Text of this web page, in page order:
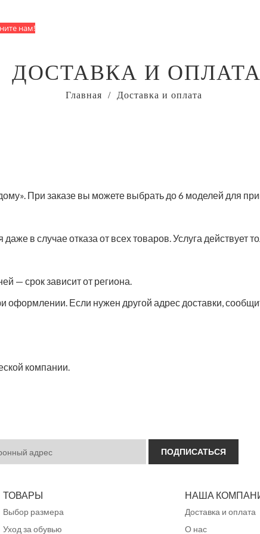
нам!
ДОСТАВКА И ОПЛАТА
Главная Доставка и оплата
При заказе вы можете выбрать до 6 моделей для
в случае отказа от всех товаров. Услуга действует
— срок зависит от региона.
оформлении. Если нужен другой адрес доставки,
компании.
ТОВАРЫ
Выбор размера
Уход за обувью
НАША
Доставка и оплата
О нас